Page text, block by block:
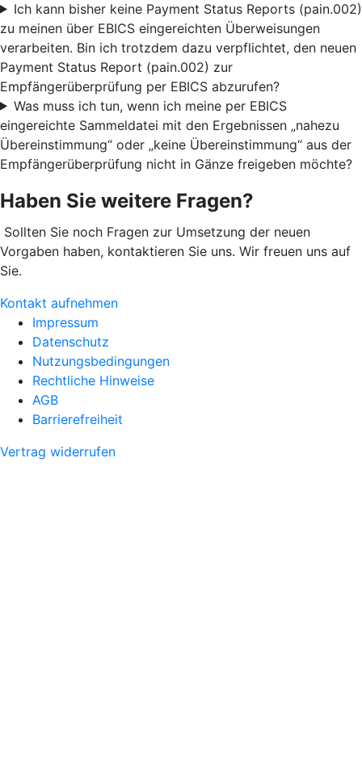
Ich kann bisher keine Payment Status Reports (pain.002)
zu meinen über EBICS eingereichten Überweisungen
verarbeiten. Bin ich trotzdem dazu verpflichtet, den neuen
Payment Status Report (pain.002) zur
Empfängerüberprüfung per EBICS abzurufen?
Was muss ich tun, wenn ich meine per EBICS
eingereichte Sammeldatei mit den Ergebnissen „nahezu
Übereinstimmung“ oder „keine Übereinstimmung“ aus der
Empfängerüberprüfung nicht in Gänze freigeben möchte?
Haben Sie weitere Fragen?
Sollten Sie noch Fragen zur Umsetzung der neuen
Vorgaben haben, kontaktieren Sie uns. Wir freuen uns auf
Sie.
Kontakt aufnehmen
Impressum
Datenschutz
Nutzungsbedingungen
Rechtliche Hinweise
AGB
Barrierefreiheit
Vertrag widerrufen